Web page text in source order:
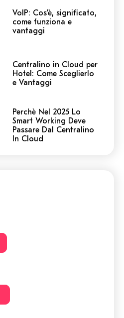
VoIP: Cos'è, significato,
come funziona e
vantaggi
Centralino in Cloud per
Hotel: Come Sceglierlo
e Vantaggi
Perchè Nel 2025 Lo
Smart Working Deve
Passare Dal Centralino
In Cloud